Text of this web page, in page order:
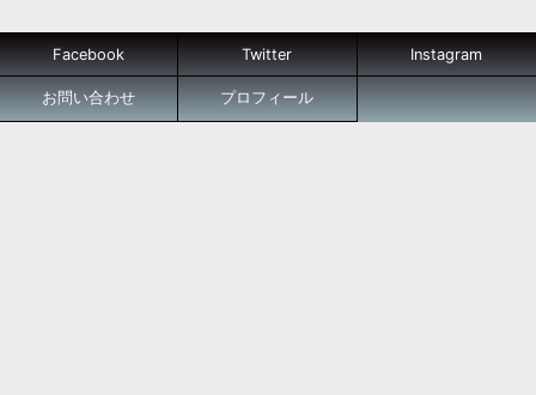
Facebook Twitter Instagram
お問い合わせ プロフィール